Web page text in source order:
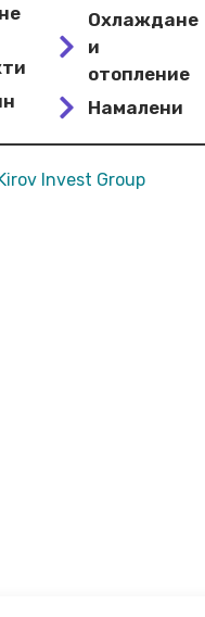
Охлаждане
и
отопление
Намалени
Invest Group